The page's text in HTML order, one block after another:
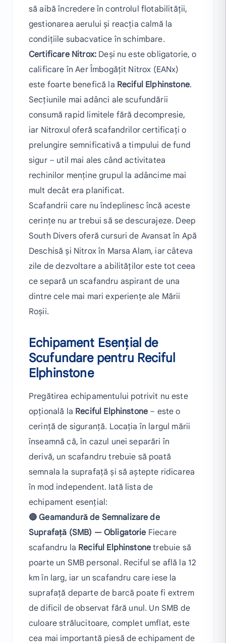
să aibă încredere în controlul flotabilității,
gestionarea aerului și reacția calmă la
condițiile subacvatice în schimbare.
Certificare Nitrox: Deși nu este obligatorie, o
calificare în Aer Îmbogățit Nitrox (EANx)
este foarte benefică la Reciful Elphinstone.
Secțiunile mai adânci ale scufundării
consumă rapid limitele fără decompresie,
iar Nitroxul oferă scafandrilor certificați o
prelungire semnificativă a timpului de fund
sigur – util mai ales când activitatea
rechinilor menține grupul la adâncime mai
mult decât era planificat.
Scafandrii care nu îndeplinesc încă aceste
cerințe nu ar trebui să se descurajeze. Deep
South Divers oferă cursuri de Avansat în Apă
Deschisă și Nitrox în Marsa Alam, iar câteva
zile de dezvoltare a abilităților este tot ceea
ce separă un scafandru aspirant de una
dintre cele mai mari experiențe ale Mării
Roșii.
Echipament Esențial de
Scufundare pentru Reciful
Elphinstone
Pregătirea echipamentului potrivit nu este
opțională la Reciful Elphinstone – este o
cerință de siguranță. Locația în largul mării
înseamnă că, în cazul unei separări în
derivă, un scafandru trebuie să poată
semnala la suprafață și să aștepte ridicarea
în mod independent. Iată lista de
echipament esențial:
🔴 Geamandură de Semnalizare de
Suprafață (SMB) — Obligatorie Fiecare
scafandru la Reciful Elphinstone trebuie să
poarte un SMB personal. Reciful se află la 12
km în larg, iar un scafandru care iese la
suprafață departe de barcă poate fi extrem
de dificil de observat fără unul. Un SMB de
culoare strălucitoare, complet umflat, este
cea mai importantă piesă de echipament de